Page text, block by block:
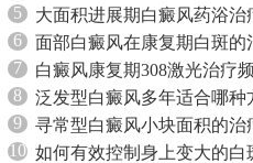
5
大面积进展期白癜风药浴治
6
面部白癜风在康复期白斑的
7
白癜风康复期308激光治疗
8
泛发型白癜风多年适合哪种
9
寻常型白癜风小块面积的治
10 如何有效控制身上变大的白